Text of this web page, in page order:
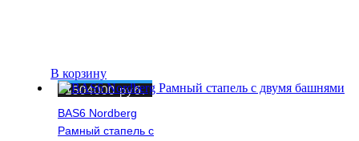
В корзину
BAS6 Nordberg
Рамный стапель с
1504000руб.